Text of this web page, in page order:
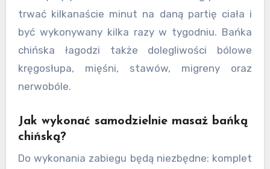
trwać kilkanaście minut na daną partię ciała i
być wykonywany kilka razy w tygodniu. Bańka
chińska łagodzi także dolegliwości bólowe
kręgosłupa, mięśni, stawów, migreny oraz
nerwobóle.
Jak wykonać samodzielnie masaż bańką
chińską?
Do wykonania zabiegu będą niezbędne: komplet